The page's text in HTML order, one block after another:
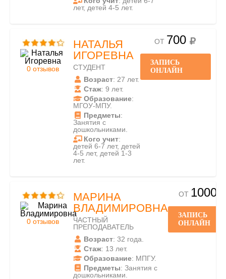
лет, детей 4-5 лет.
0 отзывов
НАТАЛЬЯ
ИГОРЕВНА
СТУДЕНТ
Возраст: 27 лет.
Стаж: 9 лет.
Образование:
МГОУ-МПУ.
Предметы:
Занятия с
дошкольниками.
Кого учит:
детей 6-7 лет, детей
4-5 лет, детей 1-3
лет.
ОТ 700
ЗАПИСЬ
ОНЛАЙН
0 отзывов
МАРИНА
ВЛАДИМИРОВНА
ЧАСТНЫЙ
ПРЕПОДАВАТЕЛЬ
Возраст: 32 года.
Стаж: 13 лет.
Образование: МПГУ.
Предметы: Занятия с
дошкольниками.
ОТ 1000
ЗАПИСЬ
ОНЛАЙН